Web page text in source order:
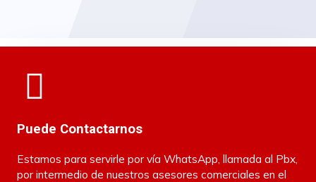
Puede Contactarnos
​​Estamos para servirle por vía WhatsApp, llamada al Pbx,
por intermedio de nuestros asesores comerciales en el